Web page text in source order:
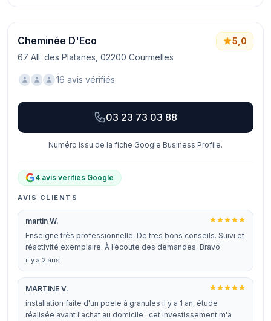
Cheminée D'Eco
67 All. des Platanes, 02200 Courmelles
5,0
16 avis vérifiés
03 23 73 03 88
Numéro issu de la fiche Google Business Profile.
4 avis vérifiés Google
AVIS CLIENTS
martin W.
Enseigne très professionnelle. De tres bons conseils. Suivi et
réactivité exemplaire. À l’écoute des demandes. Bravo
il y a 2 ans
MARTINE V.
installation faite d'un poele à granules il y a 1 an, étude
réalisée avant l'achat au domicile . cet investissement m'a